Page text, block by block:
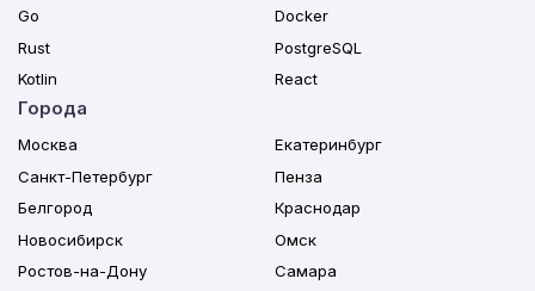
Go
Rust
Kotlin
Docker
PostgreSQL
React
Города
Москва
Санкт-Петербург
Белгород
Новосибирск
Ростов-на-Дону
Екатеринбург
Пенза
Краснодар
Омск
Самара